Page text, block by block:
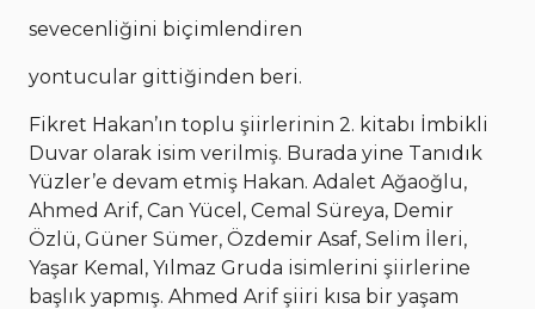
sevecenliğini biçimlendiren
yontucular gittiğinden beri.
Fikret Hakan’ın toplu şiirlerinin 2. kitabı İmbikli
Duvar olarak isim verilmiş. Burada yine Tanıdık
Yüzler’e devam etmiş Hakan. Adalet Ağaoğlu,
Ahmed Arif, Can Yücel, Cemal Süreya, Demir
Özlü, Güner Sümer, Özdemir Asaf, Selim İleri,
Yaşar Kemal, Yılmaz Gruda isimlerini şiirlerine
başlık yapmış. Ahmed Arif şiiri kısa bir yaşam